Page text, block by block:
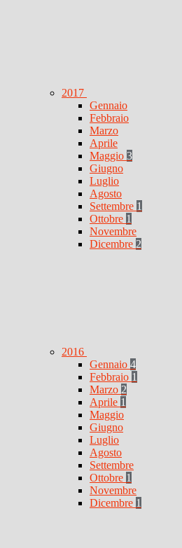
2017
Gennaio
Febbraio
Marzo
Aprile
Maggio 3
Giugno
Luglio
Agosto
Settembre 1
Ottobre 1
Novembre
Dicembre 2
2016
Gennaio 4
Febbraio 1
Marzo 2
Aprile 1
Maggio
Giugno
Luglio
Agosto
Settembre
Ottobre 1
Novembre
Dicembre 1